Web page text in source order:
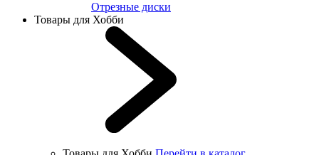
Отрезные диски
Товары для Хобби